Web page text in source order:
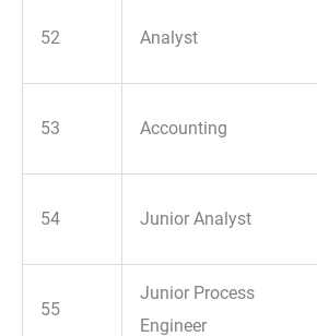
52 Analyst
53 Accounting
54 Junior Analyst
55
Junior Process
Engineer